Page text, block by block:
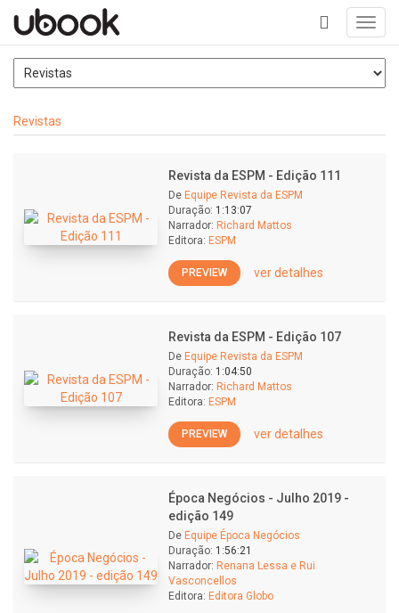
+
Revistas
Revista da ESPM - Edição 111
De Equipe Revista da ESPM
Duração: 1:13:07
Narrador: Richard Mattos
Editora: ESPM
PREVIEW ver detalhes
Revista da ESPM - Edição 107
De Equipe Revista da ESPM
Duração: 1:04:50
Narrador: Richard Mattos
Editora: ESPM
PREVIEW ver detalhes
Época Negócios - Julho 2019 -
edição 149
De Equipe Época Negócios
Duração: 1:56:21
Narrador: Renana Lessa e Rui
Vasconcellos
Editora: Editora Globo